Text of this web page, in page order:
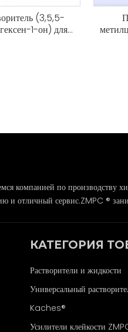
(3,5,5-
1-он) для
для
компанией по производству
и отличный сервис.ZMPC ®
КАТЕГОРИЯ
Растворители и жидкости
Универсальный
Kaches®
Усилители клейкости